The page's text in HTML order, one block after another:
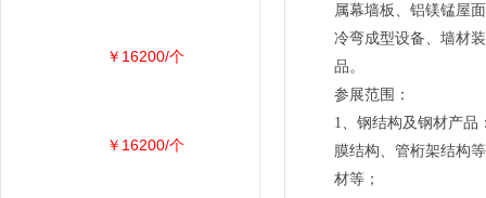
属幕墙板、铝镁锰屋
冷弯成型设备、墙材
品。
参展范围：
1、钢结构及钢材产品
膜结构、管桁架结构
材等；
￥16200/个
￥16200/个